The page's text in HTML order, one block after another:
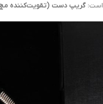
است: گریپ دست (تقویت‌کننده